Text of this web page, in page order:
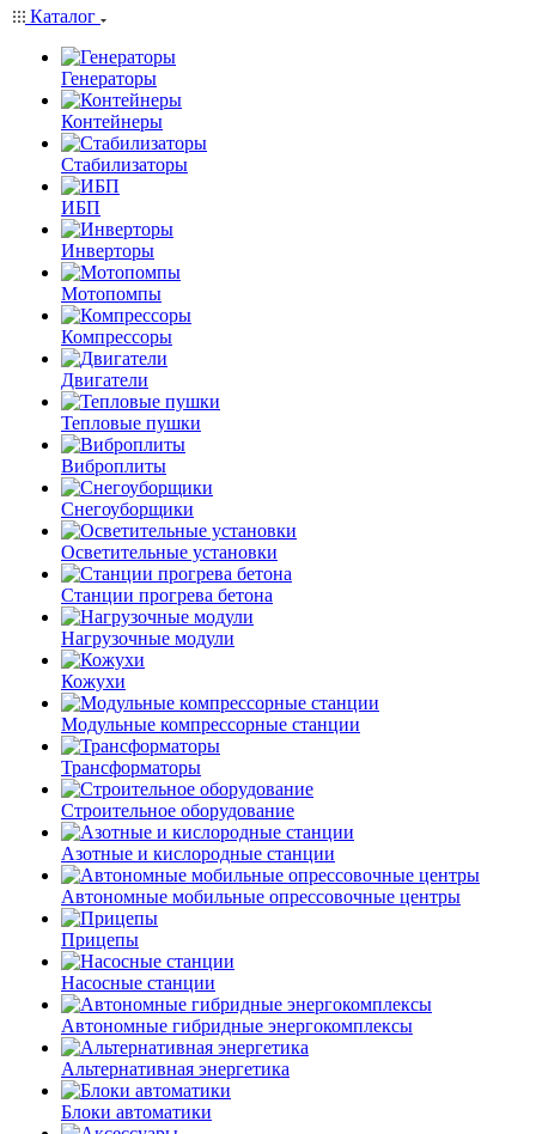
Каталог
Генераторы
Контейнеры
Стабилизаторы
ИБП
Инверторы
Мотопомпы
Компрессоры
Двигатели
Тепловые пушки
Виброплиты
Снегоуборщики
Осветительные установки
Станции прогрева бетона
Нагрузочные модули
Кожухи
Модульные компрессорные станции
Трансформаторы
Строительное оборудование
Азотные и кислородные станции
Автономные мобильные опрессовочные центры
Прицепы
Насосные станции
Автономные гибридные энергокомплексы
Альтернативная энергетика
Блоки автоматики